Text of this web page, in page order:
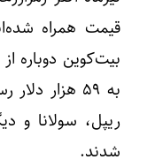
قیمت همراه
به ۵۹ هزار
ریپل، سولانا و
شدند.